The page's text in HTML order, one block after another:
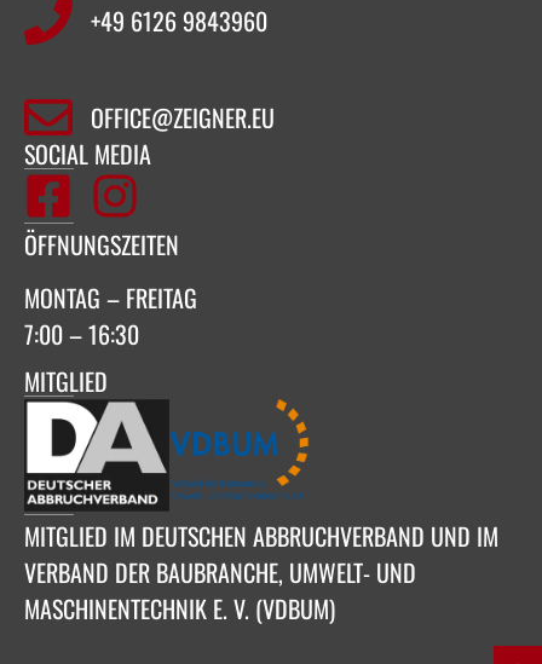
+49 6126 9843960‬
OFFICE@ZEIGNER.EU
SOCIAL MEDIA
ÖFFNUNGSZEITEN
MONTAG – FREITAG
7:00 – 16:30
MITGLIED
MITGLIED IM DEUTSCHEN ABBRUCHVERBAND UND IM
VERBAND DER BAUBRANCHE, UMWELT- UND
MASCHINENTECHNIK E. V. (VDBUM)